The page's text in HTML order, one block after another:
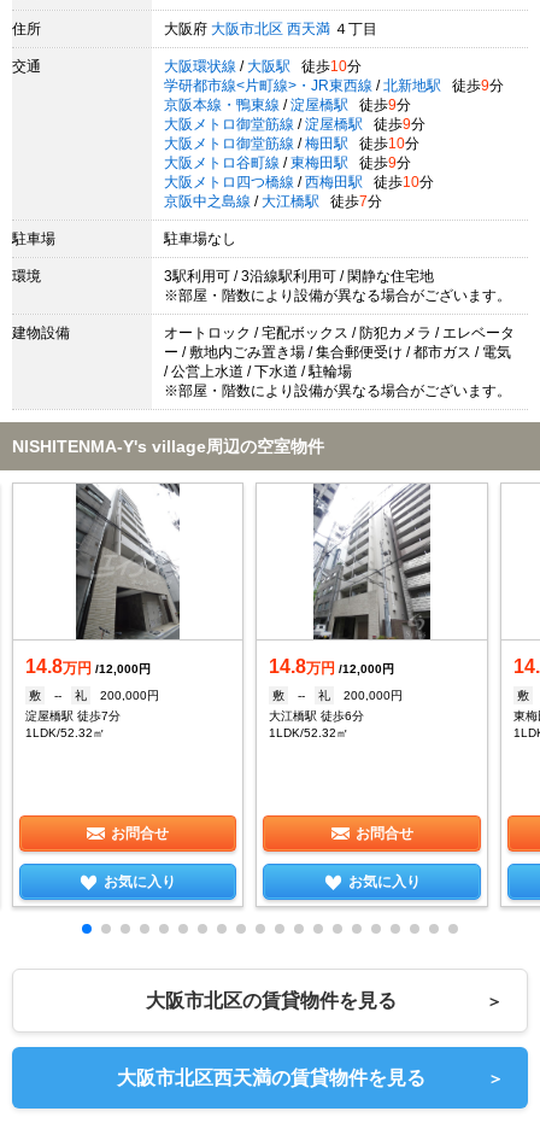
住所 大阪府 大阪市北区 西天満 ４丁目
交通 大阪環状線 / 大阪駅 徒歩10分
学研都市線<片町線>・JR東西線 / 北新地駅 徒歩9分
京阪本線・鴨東線 / 淀屋橋駅 徒歩9分
大阪メトロ御堂筋線 / 淀屋橋駅 徒歩9分
大阪メトロ御堂筋線 / 梅田駅 徒歩10分
大阪メトロ谷町線 / 東梅田駅 徒歩9分
大阪メトロ四つ橋線 / 西梅田駅 徒歩10分
京阪中之島線 / 大江橋駅 徒歩7分
駐車場 駐車場なし
環境
3駅利用可 / 3沿線駅利用可 / 閑静な住宅地
※部屋・階数により設備が異なる場合がございます。
建物設備
オートロック / 宅配ボックス / 防犯カメラ / エレベータ
ー / 敷地内ごみ置き場 / 集合郵便受け / 都市ガス / 電気
/ 公営上水道 / 下水道 / 駐輪場
※部屋・階数により設備が異なる場合がございます。
NISHITENMA-Y's village周辺の空室物件
14.8万円 /12,000円
敷
-- 礼
200,000円
淀屋橋駅 徒歩7分
1LDK/52.32㎡
お問合せ
お気に入り
14.8万円 /12,000円
敷
-- 礼
200,000円
大江橋駅 徒歩6分
1LDK/52.32㎡
お問合せ
お気に入り
敷
東梅
大阪市北区の賃貸物件を見る ＞
大阪市北区西天満の賃貸物件を見る ＞